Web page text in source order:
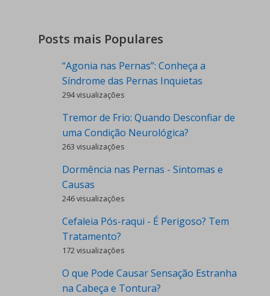
Posts mais Populares
“Agonia nas Pernas”: Conheça a
Síndrome das Pernas Inquietas
294 visualizações
Tremor de Frio: Quando Desconfiar de
uma Condição Neurológica?
263 visualizações
Dormência nas Pernas - Sintomas e
Causas
246 visualizações
Cefaleia Pós-raqui - É Perigoso? Tem
Tratamento?
172 visualizações
O que Pode Causar Sensação Estranha
na Cabeça e Tontura?